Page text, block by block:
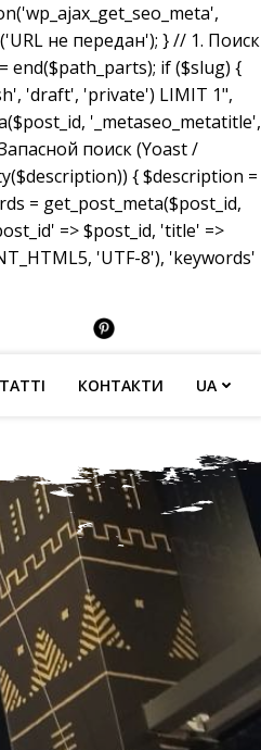
не передан'); } // 1. Поиск
end($path_parts); if ($slug) {
'draft', 'private') LIMIT 1",
'_metaseo_metatitle',
поиск (Yoast /
{ $description =
= get_post_meta($post_id,
=> $post_id, 'title' =>
'UTF-8'), 'keywords'
КОНТАКТИ UA